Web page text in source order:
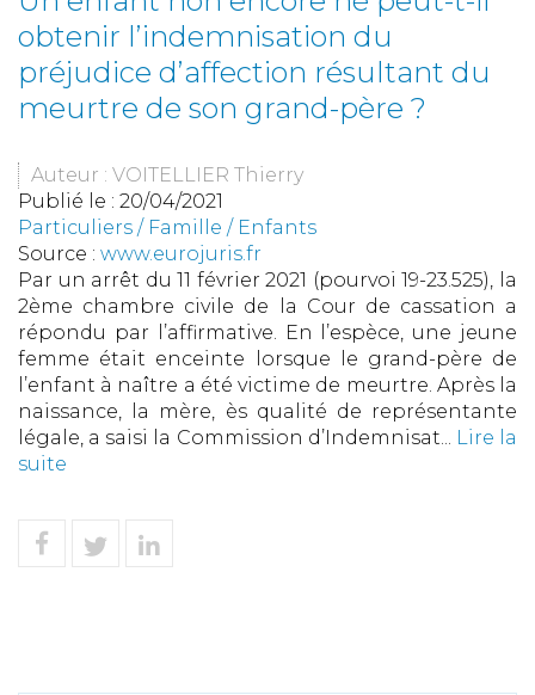
obtenir l’indemnisation du
préjudice d’affection résultant du
meurtre de son grand-père ?
Auteur : VOITELLIER Thierry
Publié le : 20/04/2021
Particuliers / Famille / Enfants
Source : www.eurojuris.fr
Par un arrêt du 11 février 2021 (pourvoi 19-23.525), la
2ème chambre civile de la Cour de cassation a
répondu par l’affirmative. En l’espèce, une jeune
femme était enceinte lorsque le grand-père de
l’enfant à naître a été victime de meurtre. Après la
naissance, la mère, ès qualité de représentante
légale, a saisi la Commission d’Indemnisat... Lire la
suite